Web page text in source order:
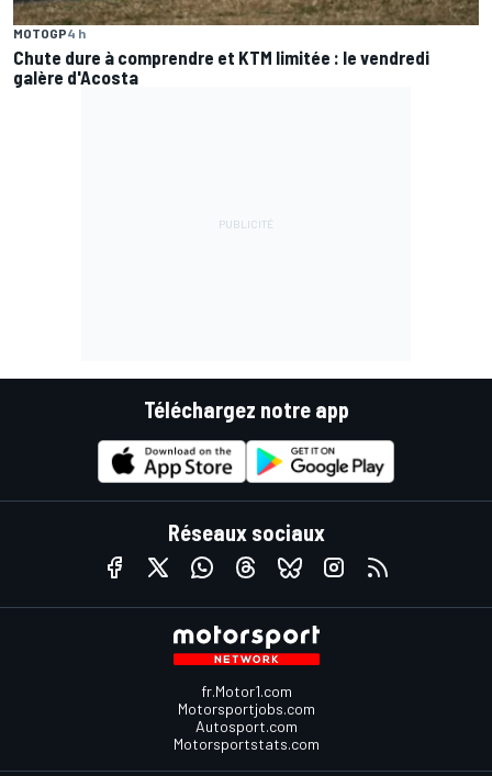
MOTOGP4 h
Chute dure à comprendre et KTM limitée : le vendredi
galère d'Acosta
Téléchargez notre app
Réseaux sociaux
fr.Motor1.com
Motorsportjobs.com
Autosport.com
Motorsportstats.com